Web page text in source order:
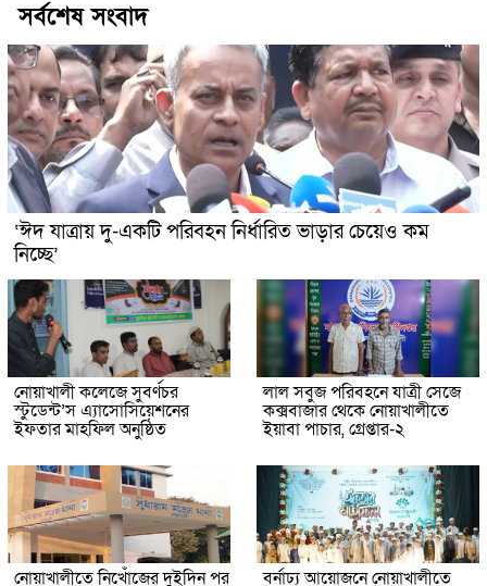
সর্বশেষ সংবাদ
‘ঈদ যাত্রায় দু-একটি পরিবহন নির্ধারিত ভাড়ার চেয়েও কম
নিচ্ছে’
নোয়াখালী কলেজে সুবর্ণচর
স্টুডেন্ট’স এ্যাসোসিয়েশনের
ইফতার মাহফিল অনুষ্ঠিত
লাল সবুজ পরিবহনে যাত্রী সেজে
কক্সবাজার থেকে নোয়াখালীতে
ইয়াবা পাচার, গ্রেপ্তার-২
নোয়াখালীতে নিখোঁজের দুইদিন পর বর্নাঢ্য আয়োজনে নোয়াখালীতে